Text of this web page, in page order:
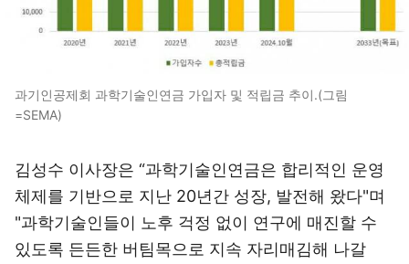
과기인공제회 과학기술인연금 가입자 및 적립금 추이.(그림
=SEMA)
김성수 이사장은 “과학기술인연금은 합리적인 운영
체제를 기반으로 지난 20년간 성장, 발전해 왔다"며
"과학기술인들이 노후 걱정 없이 연구에 매진할 수
있도록 든든한 버팀목으로 지속 자리매김해 나갈